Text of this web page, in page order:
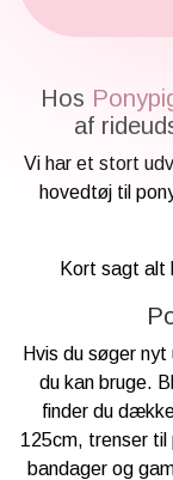
Hos
af
Vi har et stort
hovedtøj til
Kort sagt alt
Hvis du søger
du kan bruge.
finder du
125cm, trenser til
bandager og